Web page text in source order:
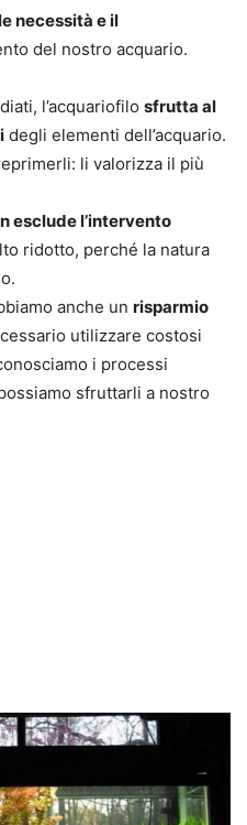
necessità e il
del nostro acquario.
l’acquariofilo sfrutta al
degli elementi dell’acquario.
li valorizza il più
esclude l’intervento
ridotto, perché la natura
anche un risparmio
utilizzare costosi
i processi
sfruttarli a nostro